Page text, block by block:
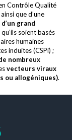
Contrôle Qualité
que d’une
d’un grand
qu’ils soient basés
humaines
induites (CSPi) ;
nombreux
vecteurs viraux
ou allogéniques).